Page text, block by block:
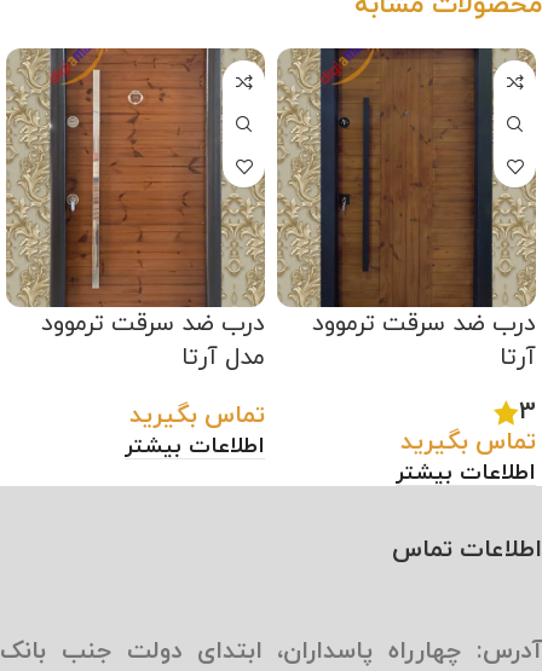
درب ضد سرقت ترموود
آرتا
3
تماس بگیرید
اطلاعات بیشتر
درب ضد سرقت ترموود
مدل آرتا
تماس بگیرید
اطلاعات بیشتر
اطلاعات تماس
آدرس: چهارراه پاسداران، ابتدای دولت جنب بانک